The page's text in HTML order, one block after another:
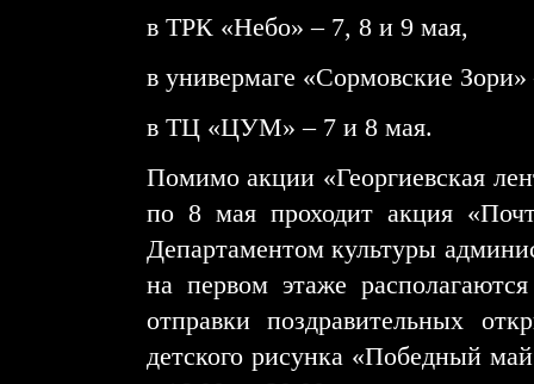
в ТРК «Небо» – 7, 8 и 9 мая,
в универмаге «Сормовские
в ТЦ «ЦУМ» – 7 и 8 мая.
Помимо акции «Георгиевская
по 8 мая проходит акция
Департаментом культуры
на первом этаже
отправки поздравительных
детского рисунка «Победный